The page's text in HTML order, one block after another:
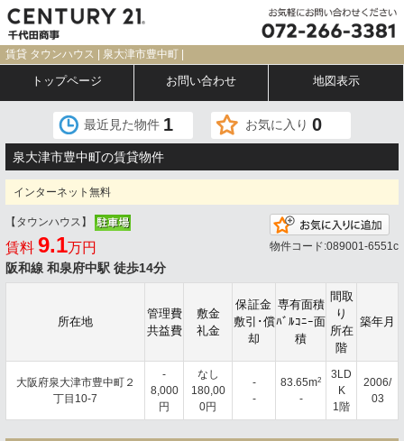
賃貸 タウンハウス | 泉大津市豊中町 |
トップページ お問い合わせ 地図表示
最近見た物件 1 お気に入り 0
泉大津市豊中町の賃貸物件
インターネット無料
【タウンハウス】
賃料 9.1万円
阪和線 和泉府中駅 徒歩14分
物件コード:089001-6551c
所在地
管理費
共益費
敷金
礼金
保証金
敷引･償
却
専有面積
ﾊﾞﾙｺﾆｰ面
積
間取
り
所在
階
築年月
大阪府泉大津市豊中町２
丁目10-7
-
8,000
円
なし
180,00
0円
-
-
83.65m2
-
3LD
K
1階
2006/
03